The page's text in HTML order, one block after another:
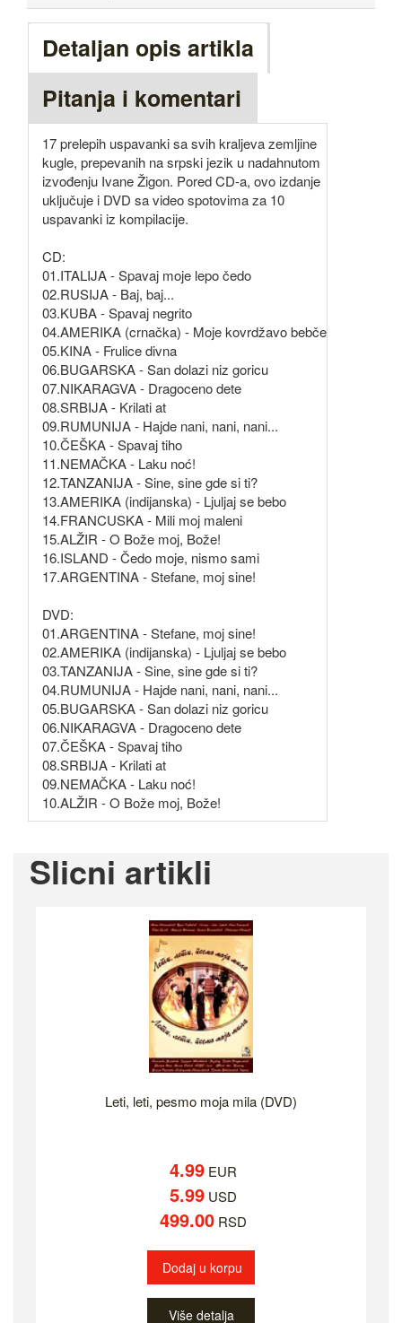
Detaljan opis artikla
Pitanja i komentari
17 prelepih uspavanki sa svih kraljeva zemljine
kugle, prepevanih na srpski jezik u nadahnutom
izvođenju Ivane Žigon. Pored CD-a, ovo izdanje
uključuje i DVD sa video spotovima za 10
uspavanki iz kompilacije.
CD:
01.ITALIJA - Spavaj moje lepo čedo
02.RUSIJA - Baj, baj...
03.KUBA - Spavaj negrito
04.AMERIKA (crnačka) - Moje kovrdžavo bebče
05.KINA - Frulice divna
06.BUGARSKA - San dolazi niz goricu
07.NIKARAGVA - Dragoceno dete
08.SRBIJA - Krilati at
09.RUMUNIJA - Hajde nani, nani, nani...
10.ČEŠKA - Spavaj tiho
11.NEMAČKA - Laku noć!
12.TANZANIJA - Sine, sine gde si ti?
13.AMERIKA (indijanska) - Ljuljaj se bebo
14.FRANCUSKA - Mili moj maleni
15.ALŽIR - O Bože moj, Bože!
16.ISLAND - Čedo moje, nismo sami
17.ARGENTINA - Stefane, moj sine!
DVD:
01.ARGENTINA - Stefane, moj sine!
02.AMERIKA (indijanska) - Ljuljaj se bebo
03.TANZANIJA - Sine, sine gde si ti?
04.RUMUNIJA - Hajde nani, nani, nani...
05.BUGARSKA - San dolazi niz goricu
06.NIKARAGVA - Dragoceno dete
07.ČEŠKA - Spavaj tiho
08.SRBIJA - Krilati at
09.NEMAČKA - Laku noć!
10.ALŽIR - O Bože moj, Bože!
Slicni artikli
Leti, leti, pesmo moja mila (DVD)
4.99 EUR
5.99 USD
499.00 RSD
Dodaj u korpu
Više detalja